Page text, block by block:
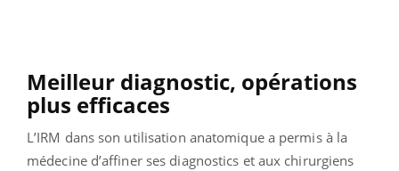
Meilleur diagnostic, opérations
plus efficaces
L’IRM dans son utilisation anatomique a permis à la
médecine d’affiner ses diagnostics et aux chirurgiens